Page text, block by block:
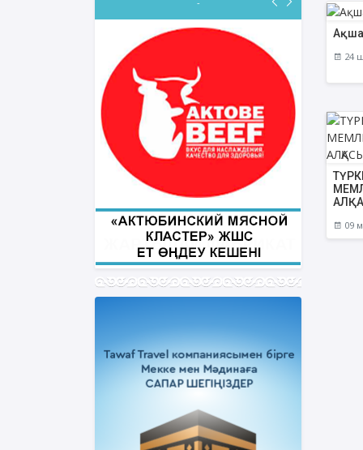
24
09
ФИҚҺ ДӘРІСТЕРІ
Нұрбол Смағұлов
""Нұр Ғасыр" облыстық мешітінің
наиб имамы
ТІКЕЛЕЙ ЭФИРДЕ
Аптаның сәрсенбі күндері сағат
21:00 (Ақтөбе уақытымен)
Біздің nur_gasyr Instagram
парақшамызда